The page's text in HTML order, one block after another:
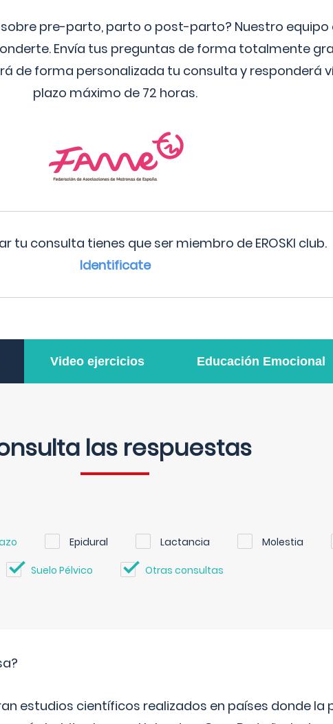
pre-parto, parto o post-parto? Nuestro
Envía tus preguntas de forma totalmente
de forma personalizada tu consulta y responderá
plazo máximo de 72 horas.
tu consulta tienes que ser miembro de EROSKI club.
Identificate
Video ejercicios Educación Emocional
las respuestas
Epidural Lactancia Molestia
Suelo Pélvico Otras consultas
estudios científicos realizados en países donde la